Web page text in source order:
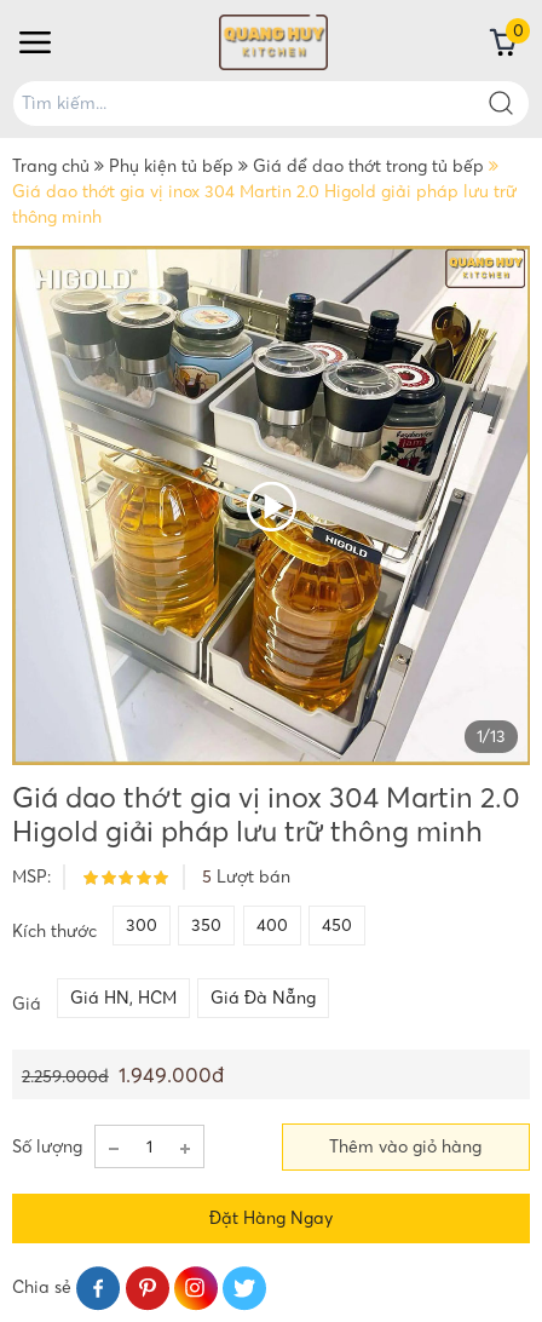
0
Trang chủ Phụ kiện tủ bếp
Giá để dao thớt trong tủ bếp
Giá dao thớt gia vị inox 304 Martin 2.0 Higold giải pháp lưu trữ
thông minh
1/13
Giá dao thớt gia vị inox 304 Martin 2.0
Higold giải pháp lưu trữ thông minh
MSP: 5 Lượt bán
Kích thước 300 350 400 450
Giá Giá HN, HCM Giá Đà Nẵng
2.259.000đ 1.949.000đ
Số lượng Thêm vào giỏ hàng
Đặt Hàng Ngay
Chia sẻ